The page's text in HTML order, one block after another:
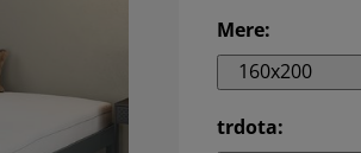
Mere:
160x200
trdota: